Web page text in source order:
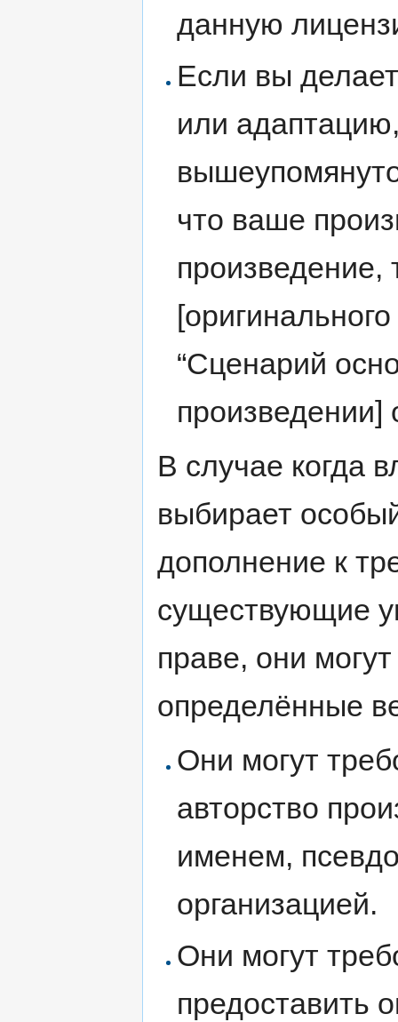
данную
Если вы
или
что ваше
произведение,
“Сценарий
произведении]
В случае когда
выбирает
дополнение к
существующие
праве, они
определённые
Они могут
авторство
именем,
организацией.
Они могут
предоставить